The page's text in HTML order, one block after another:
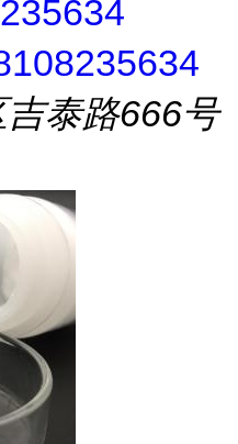
泰路666号